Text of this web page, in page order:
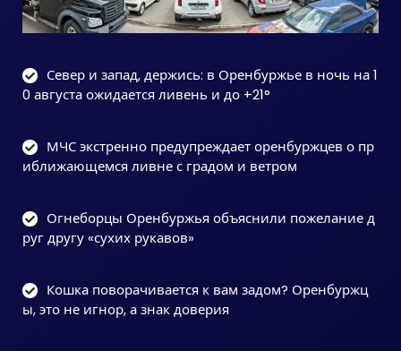
Север и запад, держись: в Оренбуржье в ночь на 1
0 августа ожидается ливень и до +21°
МЧС экстренно предупреждает оренбуржцев о пр
иближающемся ливне с градом и ветром
Огнеборцы Оренбуржья объяснили пожелание д
руг другу «сухих рукавов»
Кошка поворачивается к вам задом? Оренбуржц
ы, это не игнор, а знак доверия